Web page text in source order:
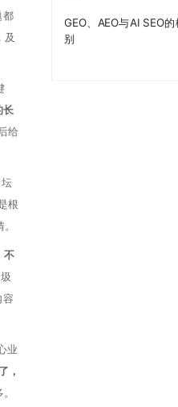
都
及
长
给
根
不
业
，
GEO、AEO与AI SEO
别